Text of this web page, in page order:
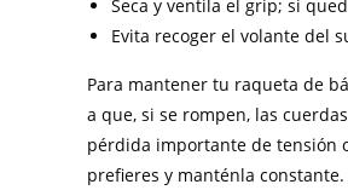
Seca y ventila el grip; si
Evita recoger el volante del
Para mantener tu raqueta de
a que, si se rompen, las
pérdida importante de tensión
prefieres y manténla